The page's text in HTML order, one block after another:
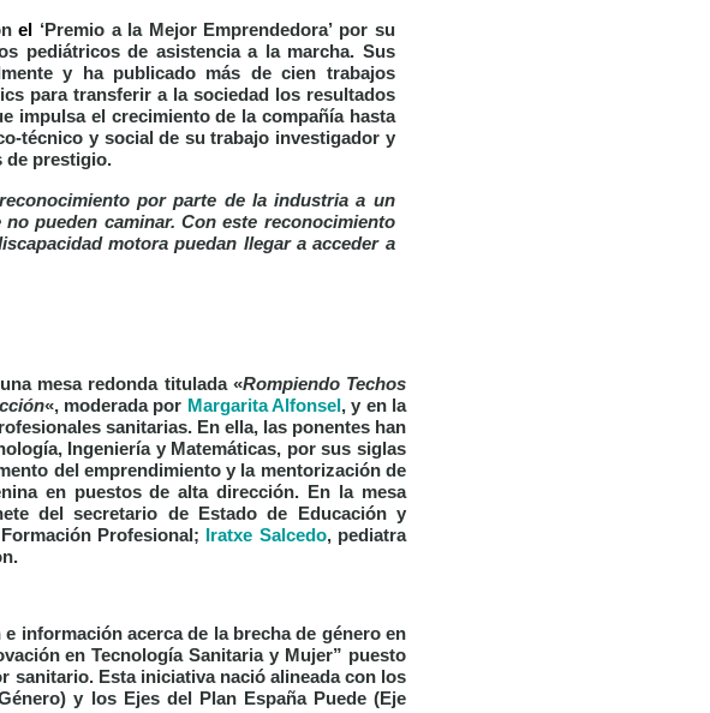
el ‘Premio a la Mejor Emprendedora’ por su
pediátricos de asistencia a la marcha. Sus
y ha publicado más de cien trabajos
para transferir a la sociedad los resultados
impulsa el crecimiento de la compañía hasta
técnico y social de su trabajo investigador y
de prestigio.
por parte de la industria a un
pueden caminar. Con este reconocimiento
motora puedan llegar a acceder a
mesa redonda titulada «Rompiendo Techos
«, moderada por Margarita Alfonsel , y en la
sanitarias. En ella, las ponentes han
Ingeniería y Matemáticas, por sus siglas
del emprendimiento y la mentorización de
en puestos de alta dirección. En la mesa
del secretario de Estado de Educación y
Profesional;
Iratxe Salcedo, pediatra
información acerca de la brecha de género en
en Tecnología Sanitaria y Mujer” puesto
sanitario. Esta iniciativa nació alineada con los
y los Ejes del Plan España Puede (Eje